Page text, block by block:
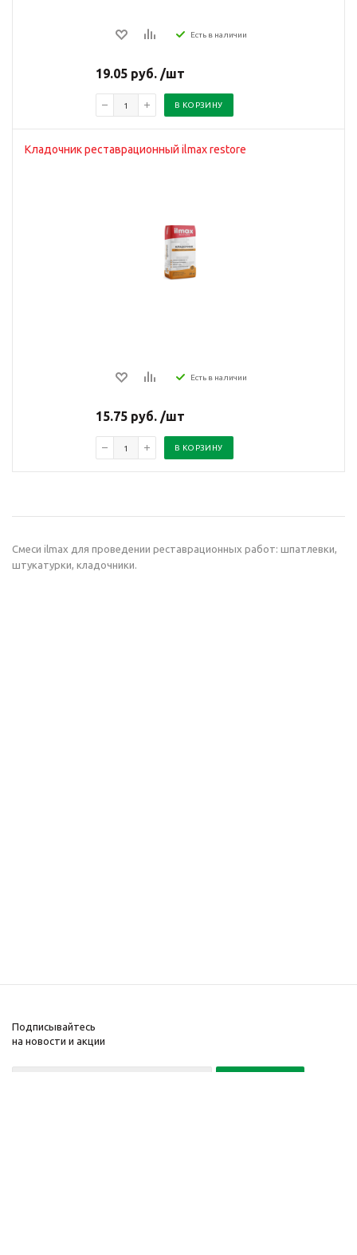
Есть в наличии
19.05 руб. /шт
В КОРЗИНУ
Кладочник реставрационный ilmax restore
Есть в наличии
15.75 руб. /шт
В КОРЗИНУ
Смеси ilmax для проведении реставрационных работ: шпатлевки,
штукатурки, кладочники.
Подписывайтесь
на новости и акции